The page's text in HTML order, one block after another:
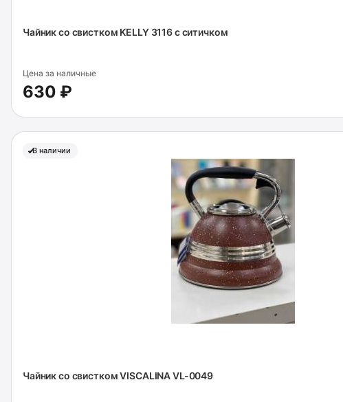
Чайник со свистком KELLY 3116 с ситичком
Цена за наличные
630 ₽
В наличии
Чайник со свистком VISCALINA VL-0049